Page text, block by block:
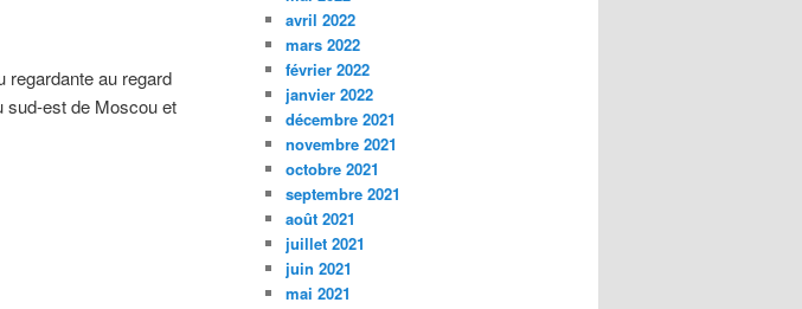
regardante au regard
sud-est de Moscou et
avril 2022
mars 2022
février 2022
janvier 2022
décembre 2021
novembre 2021
octobre 2021
septembre 2021
août 2021
juillet 2021
juin 2021
mai 2021